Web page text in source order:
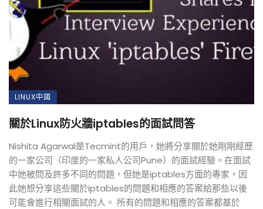
LINUX中國
關於Linux防火牆iptables的面試問答
Nishita Agarwal是Tecmint的用戶，她將分享關於她剛剛經歷
的一家公司（印度的一家私人公司Pune）的面試經驗。在面試
中她被問及許多不同的問題，但她是iptables方面的專家，因
此她想分享這些關於iptables的問題和相應的答案給那些以後
可能會進行相關面試的人。 所有的問題和相應的答案都基於